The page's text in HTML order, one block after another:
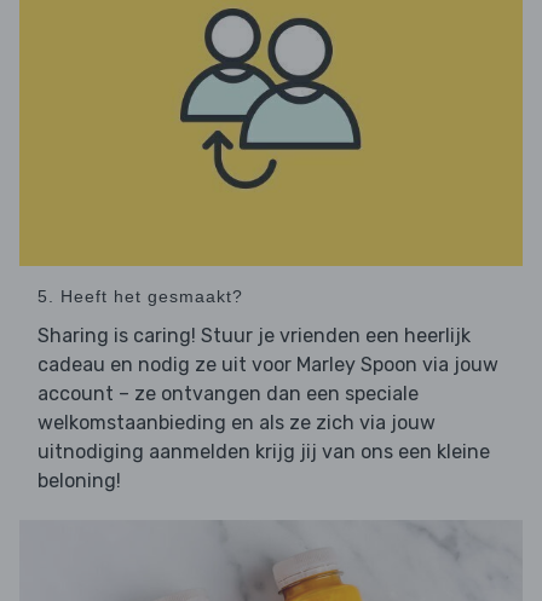
5. Heeft het gesmaakt?
Sharing is caring! Stuur je vrienden een heerlijk
cadeau en nodig ze uit voor Marley Spoon via jouw
account – ze ontvangen dan een speciale
welkomstaanbieding en als ze zich via jouw
uitnodiging aanmelden krijg jij van ons een kleine
beloning!